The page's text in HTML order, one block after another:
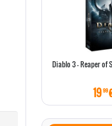
Diablo 3 - Reaper of
1999